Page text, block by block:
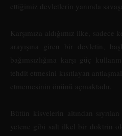
ettiğimiz devletlerin yanında
Karşımıza aldığımız ilke, sadece
arayışına giren bir devletin,
bağımsızlığına karşı güç
tehdit etmesini kısıtlayan
etmemesinin önünü açmaktadır.
Bütün kisvelerin altından
yetene gibi salt ilkel bir doktrin